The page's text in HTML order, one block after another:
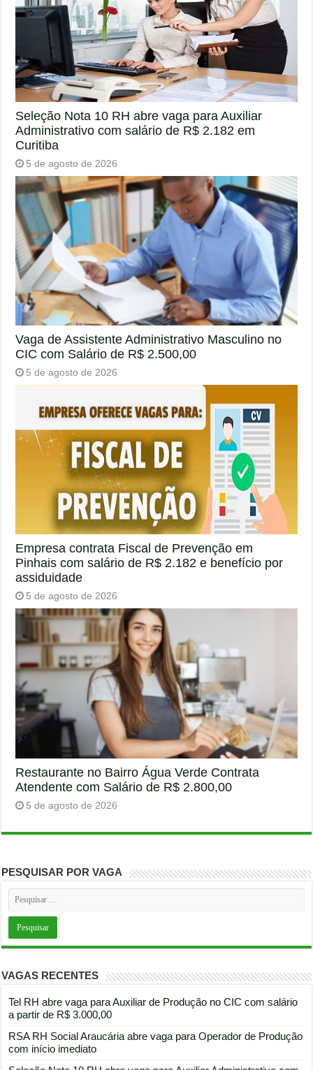
Seleção Nota 10 RH abre vaga para Auxiliar
Administrativo com salário de R$ 2.182 em
Curitiba
5 de agosto de 2026
Vaga de Assistente Administrativo Masculino no
CIC com Salário de R$ 2.500,00
5 de agosto de 2026
Empresa contrata Fiscal de Prevenção em
Pinhais com salário de R$ 2.182 e benefício por
assiduidade
5 de agosto de 2026
Restaurante no Bairro Água Verde Contrata
Atendente com Salário de R$ 2.800,00
5 de agosto de 2026
PESQUISAR POR VAGA
VAGAS RECENTES
Tel RH abre vaga para Auxiliar de Produção no CIC com salário
a partir de R$ 3.000,00
RSA RH Social Araucária abre vaga para Operador de Produção
com início imediato